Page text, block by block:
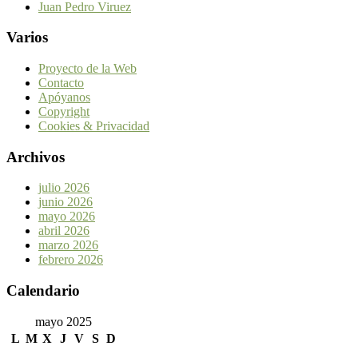
Juan Pedro Viruez
Varios
Proyecto de la Web
Contacto
Apóyanos
Copyright
Cookies & Privacidad
Archivos
julio 2026
junio 2026
mayo 2026
abril 2026
marzo 2026
febrero 2026
Calendario
mayo 2025
L M X J V S D